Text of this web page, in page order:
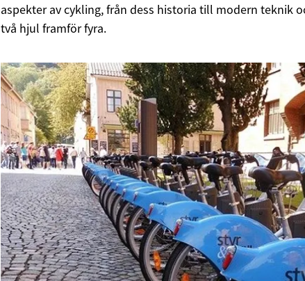
aspekter av cykling, från dess historia till modern teknik
två hjul framför fyra.